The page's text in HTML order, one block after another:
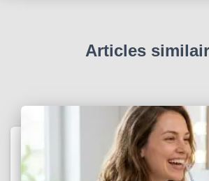
Articles